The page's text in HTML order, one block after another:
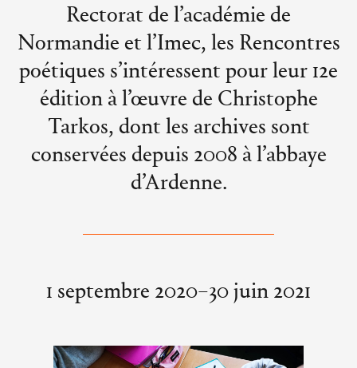
Rectorat de l’académie de
Normandie et l’Imec, les Rencontres
poétiques s’intéressent pour leur 12e
édition à l’œuvre de Christophe
Tarkos, dont les archives sont
conservées depuis 2008 à l’abbaye
d’Ardenne.
1 septembre 2020–30 juin 2021